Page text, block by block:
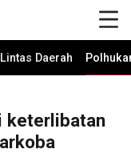
Lintas Daerah
keterlibatan